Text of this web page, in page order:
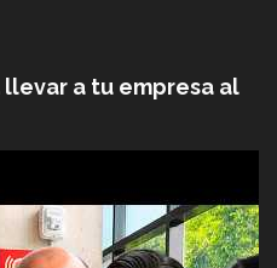
a tu empresa al